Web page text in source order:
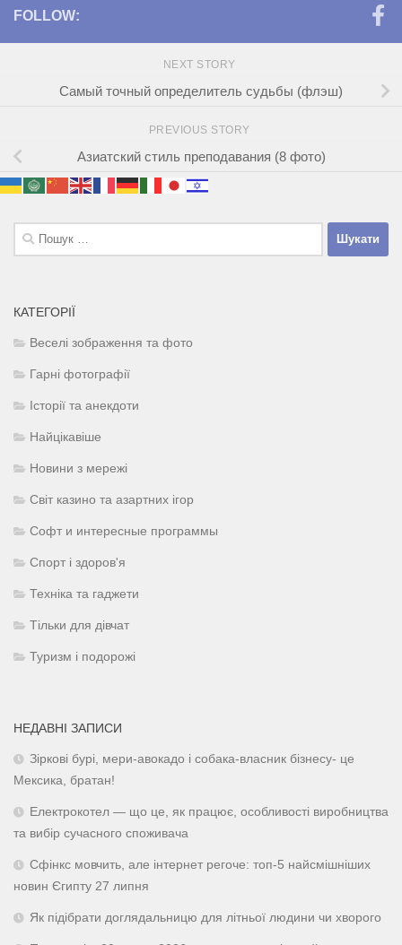
FOLLOW:
NEXT STORY
Самый точный определитель судьбы (флэш)
PREVIOUS STORY
Азиатский стиль преподавания (8 фото)
Пошук:
КАТЕГОРІЇ
Веселі зображення та фото
Гарні фотографії
Історії та анекдоти
Найцікавіше
Новини з мережі
Світ казино та азартних ігор
Софт и интересные программы
Спорт і здоров'я
Техніка та гаджети
Тільки для дівчат
Туризм і подорожі
НЕДАВНІ ЗАПИСИ
Зіркові бурі, мери-авокадо і собака-власник бізнесу- це
Мексика, братан!
Електрокотел — що це, як працює, особливості виробництва
та вибір сучасного споживача
Сфінкс мовчить, але інтернет регоче: топ-5 найсмішніших
новин Єгипту 27 липня
Як підібрати доглядальницю для літньої людини чи хворого